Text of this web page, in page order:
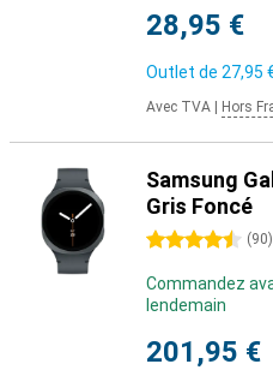
28,95 €
Outlet de 27,95
Avec TVA Hors
Samsung
Gris Foncé
4.5 étoiles (90)
Commandez
lendemain
201,95 €